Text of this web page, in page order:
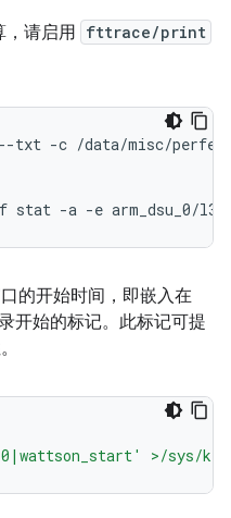
，请启用 fttrace/print
--txt -c /data/misc/
stat -a -e arm_dsu_0/
的开始时间，即嵌入在
开始的标记。此标记可提
>/sys/